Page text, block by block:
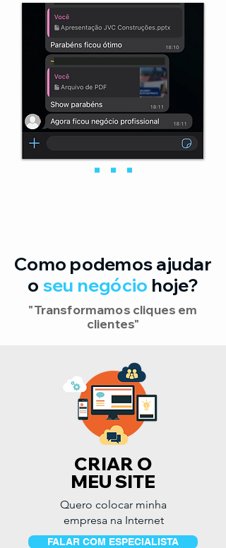
Como podemos ajudar
o seu negócio hoje?
"Transformamos cliques em
clientes"
CRIAR O
MEU SITE
Quero colocar minha
empresa na Internet
FALAR COM ESPECIALISTA